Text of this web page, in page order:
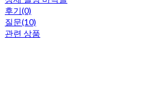
후기(0)
질문(10)
관련 상품